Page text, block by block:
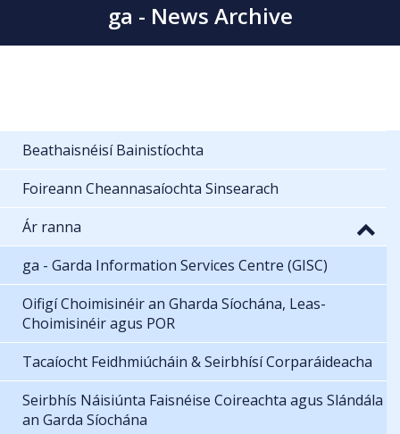
ga - News Archive
Beathaisnéisí Bainistíochta
Foireann Cheannasaíochta Sinsearach
Ár ranna
ga - Garda Information Services Centre (GISC)
Oifigí Choimisinéir an Gharda Síochána, Leas-
Choimisinéir agus POR
Tacaíocht Feidhmiúcháin & Seirbhísí Corparáideacha
Seirbhís Náisiúnta Faisnéise Coireachta agus Slándála
an Garda Síochána